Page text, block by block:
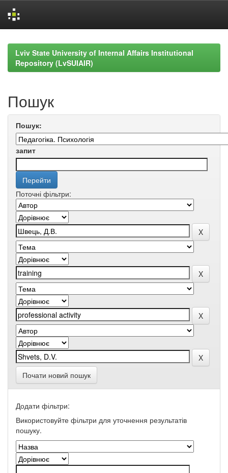
navigationLviv State University of Internal Affairs Institutional
Repository (LvSUIAIR)
Пошук
Пошук:
запит
Поточні фільтри:
Почати новий пошук
Додати фільтри:
Використовуйте фільтри для уточнення результатів
пошуку.